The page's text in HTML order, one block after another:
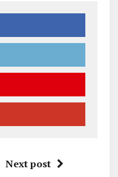
Next post